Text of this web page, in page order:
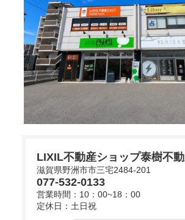
y
V
d
LIXIL不動産ショップ泰樹不
滋賀県野洲市市三宅2484-201
077-532-0133
営業時間：10：00~18：00
定休日：土日祝